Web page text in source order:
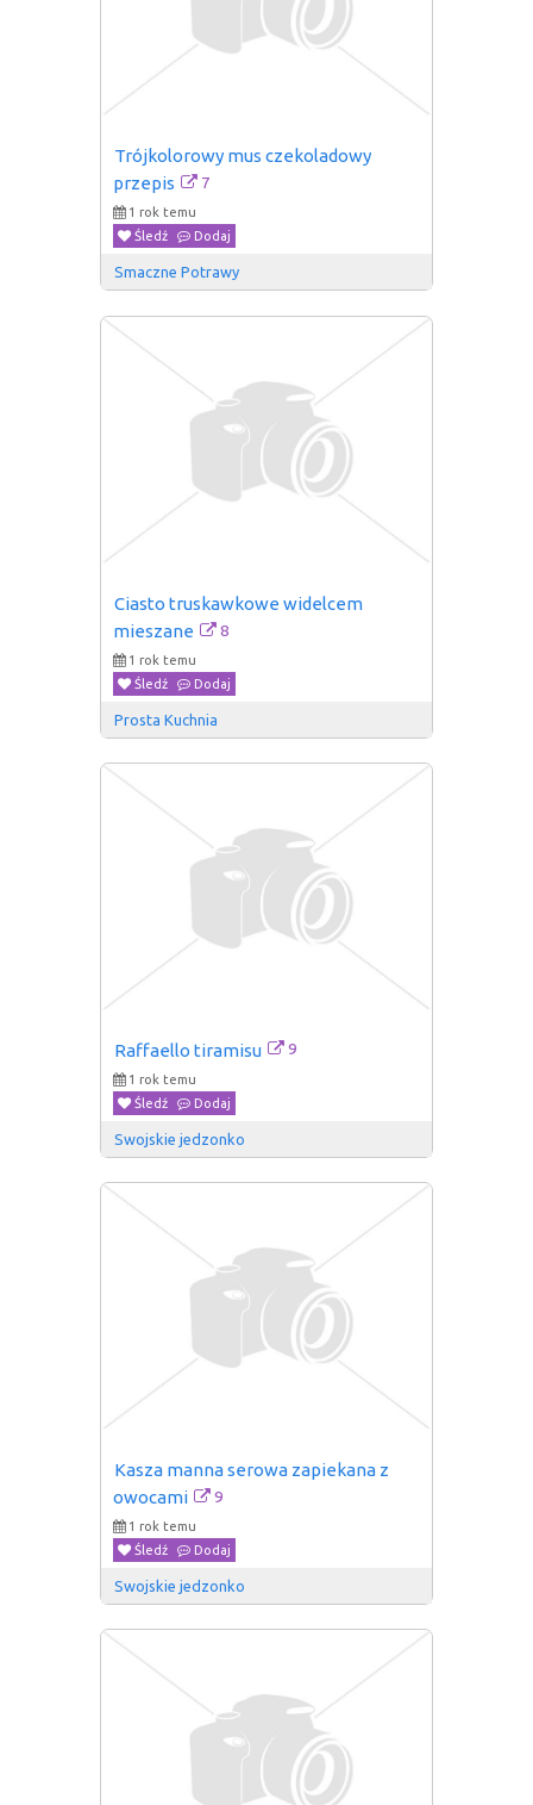
Trójkolorowy mus czekoladowy
przepis
7
1 rok temu
Śledź
Dodaj
Smaczne Potrawy
Ciasto truskawkowe widelcem
mieszane
8
1 rok temu
Śledź
Dodaj
Prosta Kuchnia
Raffaello tiramisu 9
1 rok temu
Śledź
Dodaj
Swojskie jedzonko
Kasza manna serowa zapiekana z
owocami
9
1 rok temu
Śledź
Dodaj
Swojskie jedzonko